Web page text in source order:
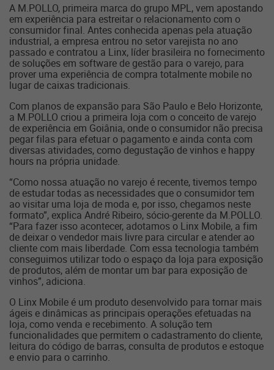
A M.POLLO, primeira marca do grupo MPL, vem apostando
em experiência para estreitar o relacionamento com o
consumidor final. Antes conhecida apenas pela atuação
industrial, a empresa entrou no setor varejista no ano
passado e contratou a Linx, líder brasileira no fornecimento
de soluções em software de gestão para o varejo, para
prover uma experiência de compra totalmente mobile no
lugar de caixas tradicionais.
Com planos de expansão para São Paulo e Belo Horizonte,
a M.POLLO criou a primeira loja com o conceito de varejo
de experiência em Goiânia, onde o consumidor não precisa
pegar filas para efetuar o pagamento e ainda conta com
diversas atividades, como degustação de vinhos e happy
hours na própria unidade.
“Como nossa atuação no varejo é recente, tivemos tempo
de estudar todas as necessidades que o consumidor tem
ao visitar uma loja de moda e, por isso, chegamos neste
formato”, explica André Ribeiro, sócio-gerente da M.POLLO.
“Para fazer isso acontecer, adotamos o Linx Mobile, a fim
de deixar o vendedor mais livre para circular e atender ao
cliente com mais liberdade. Com essa tecnologia também
conseguimos utilizar todo o espaço da loja para exposição
de produtos, além de montar um bar para exposição de
vinhos”, adiciona.
O Linx Mobile é um produto desenvolvido para tornar mais
ágeis e dinâmicas as principais operações efetuadas na
loja, como venda e recebimento. A solução tem
funcionalidades que permitem o cadastramento do cliente,
leitura do código de barras, consulta de produtos e estoque
e envio para o carrinho.